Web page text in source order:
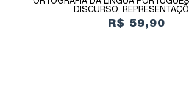
DISCURSO,
R$ 59,90